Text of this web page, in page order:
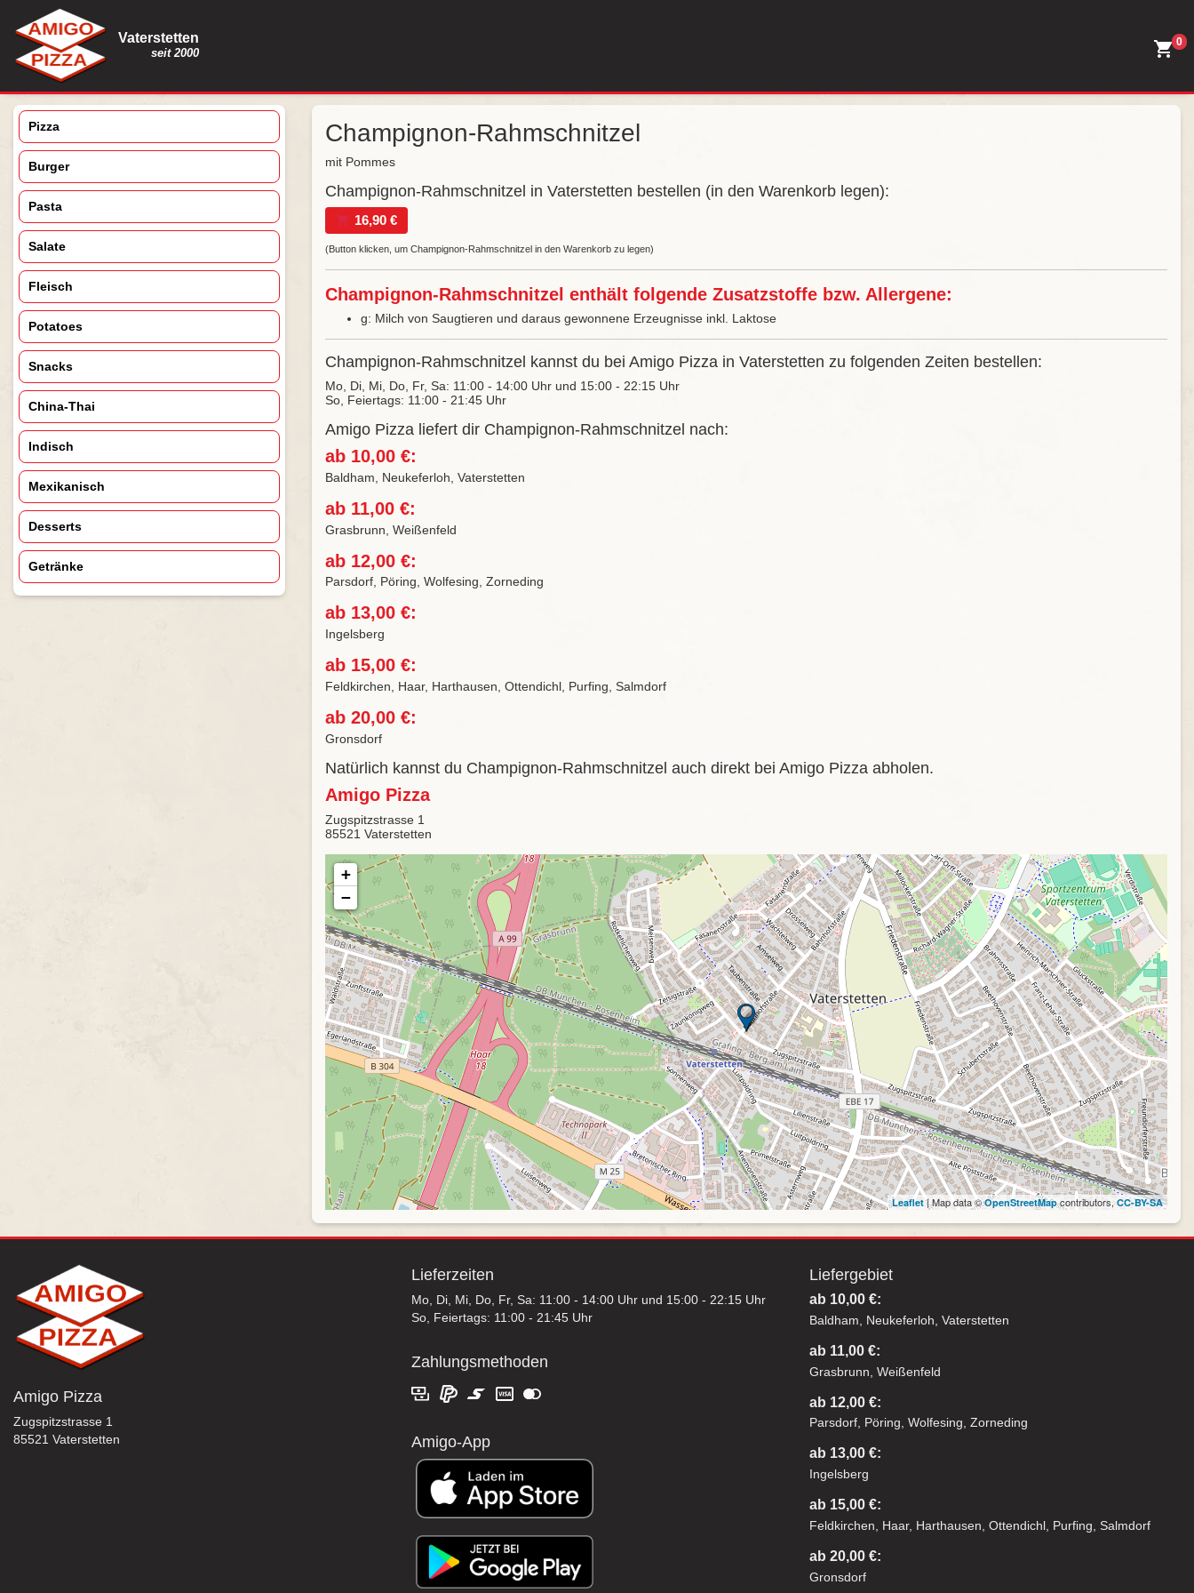
Vaterstetten
seit 2000
0
Pizza
Burger
Pasta
Salate
Fleisch
Potatoes
Snacks
China-Thai
Indisch
Mexikanisch
Desserts
Getränke
Champignon-Rahmschnitzel
mit Pommes
Champignon-Rahmschnitzel in Vaterstetten bestellen (in den Warenkorb legen):
16,90 €
(Button klicken, um Champignon-Rahmschnitzel in den Warenkorb zu legen)
Champignon-Rahmschnitzel enthält folgende Zusatzstoffe bzw. Allergene:
g: Milch von Saugtieren und daraus gewonnene Erzeugnisse inkl. Laktose
Champignon-Rahmschnitzel kannst du bei Amigo Pizza in Vaterstetten zu folgenden Zeiten bestellen:
Mo, Di, Mi, Do, Fr, Sa: 11:00 - 14:00 Uhr und 15:00 - 22:15 Uhr
So, Feiertags: 11:00 - 21:45 Uhr
Amigo Pizza liefert dir Champignon-Rahmschnitzel nach:
ab 10,00 €:
Baldham, Neukeferloh, Vaterstetten
ab 11,00 €:
Grasbrunn, Weißenfeld
ab 12,00 €:
Parsdorf, Pöring, Wolfesing, Zorneding
ab 13,00 €:
Ingelsberg
ab 15,00 €:
Feldkirchen, Haar, Harthausen, Ottendichl, Purfing, Salmdorf
ab 20,00 €:
Gronsdorf
Natürlich kannst du Champignon-Rahmschnitzel auch direkt bei Amigo Pizza abholen.
Amigo Pizza
Zugspitzstrasse 1
85521 Vaterstetten
+
−
Leaflet| Map data ©OpenStreetMapcontributors, CC-BY-SA
Amigo Pizza
Zugspitzstrasse 1
85521 Vaterstetten
Lieferzeiten
Mo, Di, Mi, Do, Fr, Sa: 11:00 - 14:00 Uhr und 15:00 - 22:15 Uhr
So, Feiertags: 11:00 - 21:45 Uhr
Zahlungsmethoden
Amigo-App
Liefergebiet
ab 10,00 €:
Baldham, Neukeferloh, Vaterstetten
ab 11,00 €:
Grasbrunn, Weißenfeld
ab 12,00 €:
Parsdorf, Pöring, Wolfesing, Zorneding
ab 13,00 €:
Ingelsberg
ab 15,00 €:
Feldkirchen, Haar, Harthausen, Ottendichl, Purfing, Salmdorf
ab 20,00 €:
Gronsdorf